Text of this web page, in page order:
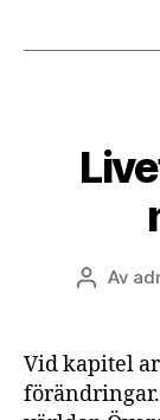
Av
Vid kapitel